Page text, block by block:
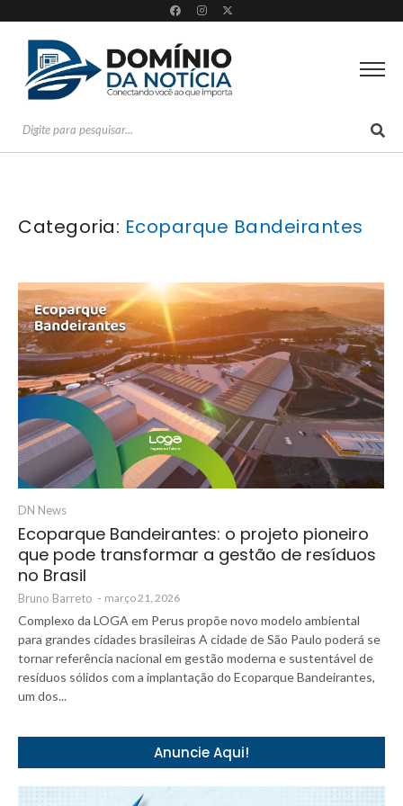
Categoria: Ecoparque Bandeirantes
DN News
Ecoparque Bandeirantes: o projeto pioneiro
que pode transformar a gestão de resíduos
no Brasil
Bruno Barreto - março 21, 2026
Complexo da LOGA em Perus propõe novo modelo ambiental
para grandes cidades brasileiras A cidade de São Paulo poderá se
tornar referência nacional em gestão moderna e sustentável de
resíduos sólidos com a implantação do Ecoparque Bandeirantes,
um dos...
Anuncie Aqui!